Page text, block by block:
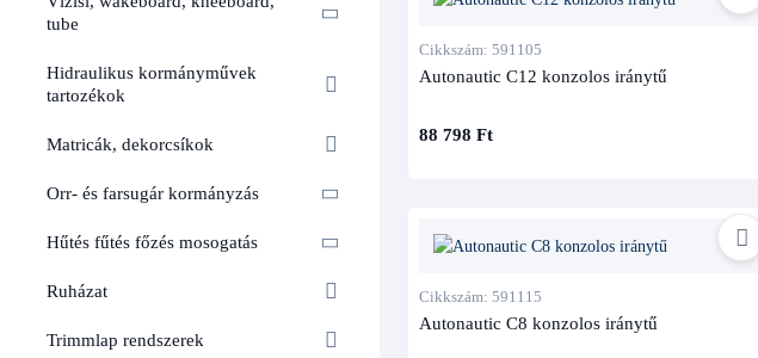
tube
Hidraulikus kormányművek
tartozékok
Matricák, dekorcsíkok
Orr- és farsugár kormányzás
Hűtés fűtés főzés mosogatás
Ruházat
Trimmlap rendszerek
Cikkszám: 591105
Autonautic C12 konzolos iránytű
88 798 Ft
Cikkszám: 591115
Autonautic C8 konzolos iránytű